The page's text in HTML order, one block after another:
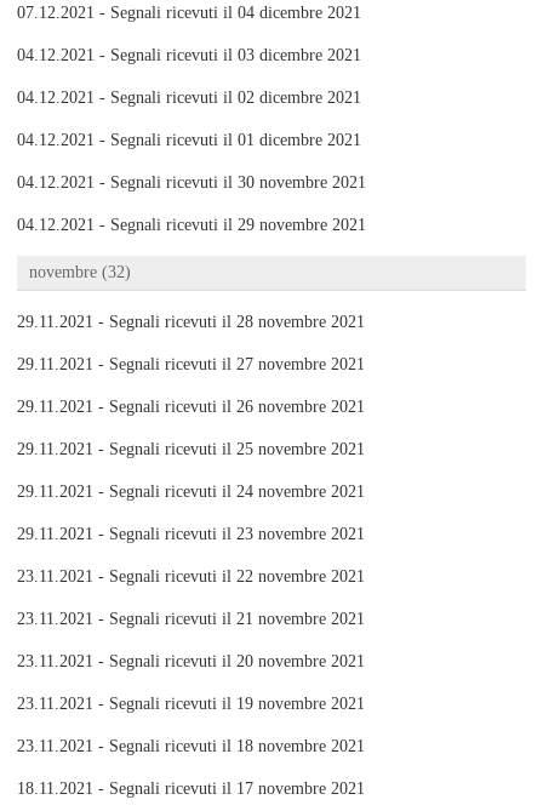
07.12.2021 - Segnali ricevuti il 04 dicembre 2021
04.12.2021 - Segnali ricevuti il 03 dicembre 2021
04.12.2021 - Segnali ricevuti il 02 dicembre 2021
04.12.2021 - Segnali ricevuti il 01 dicembre 2021
04.12.2021 - Segnali ricevuti il 30 novembre 2021
04.12.2021 - Segnali ricevuti il 29 novembre 2021
novembre (32)
29.11.2021 - Segnali ricevuti il 28 novembre 2021
29.11.2021 - Segnali ricevuti il 27 novembre 2021
29.11.2021 - Segnali ricevuti il 26 novembre 2021
29.11.2021 - Segnali ricevuti il 25 novembre 2021
29.11.2021 - Segnali ricevuti il 24 novembre 2021
29.11.2021 - Segnali ricevuti il 23 novembre 2021
23.11.2021 - Segnali ricevuti il 22 novembre 2021
23.11.2021 - Segnali ricevuti il 21 novembre 2021
23.11.2021 - Segnali ricevuti il 20 novembre 2021
23.11.2021 - Segnali ricevuti il 19 novembre 2021
23.11.2021 - Segnali ricevuti il 18 novembre 2021
18.11.2021 - Segnali ricevuti il 17 novembre 2021